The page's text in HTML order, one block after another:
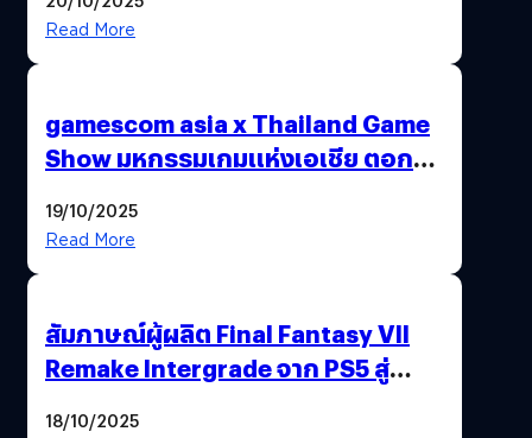
Read More
gamescom asia x Thailand Game
Show มหกรรมเกมแห่งเอเชีย ตอกย้ำ
พาณิชย์ร่วมชูความสำเร็จ
19/10/2025
Read More
สัมภาษณ์ผู้ผลิต Final Fantasy VII
Remake Intergrade จาก PS5 สู่
18/10/2025